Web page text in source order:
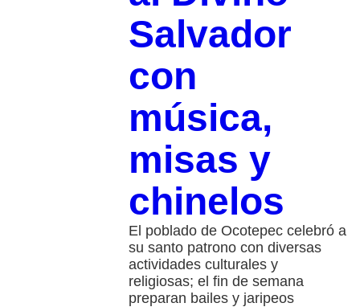
Salvador
con
música,
misas y
chinelos
El poblado de Ocotepec celebró a
su santo patrono con diversas
actividades culturales y
religiosas; el fin de semana
preparan bailes y jaripeos